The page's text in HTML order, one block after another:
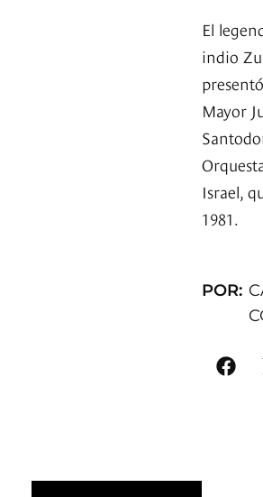
El
indio
Mayor
Israel,
1981.
POR: